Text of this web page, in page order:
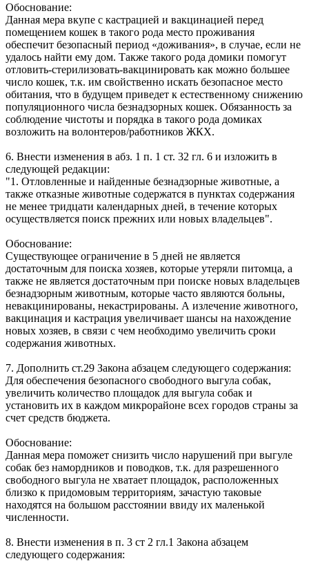
Обоснование:
Данная мера вкупе с кастрацией и вакцинацией перед
помещением кошек в такого рода место проживания
обеспечит безопасный период «доживания», в случае, если не
удалось найти ему дом. Также такого рода домики помогут
отловить-стерилизовать-вакцинировать как можно большее
число кошек, т.к. им свойственно искать безопасное место
обитания, что в будущем приведет к естественному снижению
популяционного числа безнадзорных кошек. Обязанность за
соблюдение чистоты и порядка в такого рода домиках
возложить на волонтеров/работников ЖКХ.
6. Внести изменения в абз. 1 п. 1 ст. 32 гл. 6 и изложить в
следующей редакции:
"1. Отловленные и найденные безнадзорные животные, а
также отказные животные содержатся в пунктах содержания
не менее тридцати календарных дней, в течение которых
осуществляется поиск прежних или новых владельцев".
Обоснование:
Существующее ограничение в 5 дней не является
достаточным для поиска хозяев, которые утеряли питомца, а
также не является достаточным при поиске новых владельцев
безнадзорным животным, которые часто являются больны,
невакцинированы, некастрированы. А излечение животного,
вакцинация и кастрация увеличивает шансы на нахождение
новых хозяев, в связи с чем необходимо увеличить сроки
содержания животных.
7. Дополнить ст.29 Закона абзацем следующего содержания:
Для обеспечения безопасного свободного выгула собак,
увеличить количество площадок для выгула собак и
установить их в каждом микрорайоне всех городов страны за
счет средств бюджета.
Обоснование:
Данная мера поможет снизить число нарушений при выгуле
собак без намордников и поводков, т.к. для разрешенного
свободного выгула не хватает площадок, расположенных
близко к придомовым территориям, зачастую таковые
находятся на большом расстоянии ввиду их маленькой
численности.
8. Внести изменения в п. 3 ст 2 гл.1 Закона абзацем
следующего содержания: